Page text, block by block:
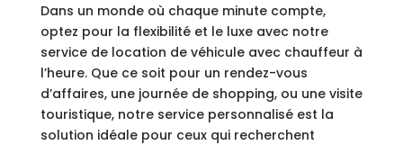
Dans un monde où chaque minute compte,
optez pour la flexibilité et le luxe avec notre
service de location de véhicule avec chauffeur à
l’heure. Que ce soit pour un rendez-vous
d’affaires, une journée de shopping, ou une visite
touristique, notre service personnalisé est la
solution idéale pour ceux qui recherchent